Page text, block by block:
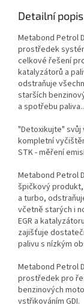
Detailní
Metabond Petrol
prostředek
celkové řešení
katalyzátorů a
odstraňuje
starších
a spotřebu paliva..
"Detoxikujte" svůj
kompletní
STK - měření
Metabond Petrol
špičkový
a turbo,
včetně starých i
EGR a
zajišťuje
palivu s nízkým
Metabond Petrol
prostředek pro
benzinových
vstřikováním GDI.